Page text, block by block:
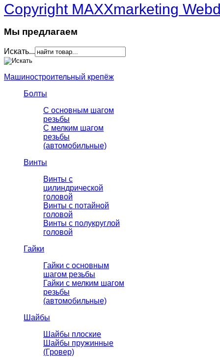
Copyright MAXXmarketing
Мы предлагаем
Искать...
Машиностроительный крепёж
Болты
С основным шагом
резьбы
C мелким шагом
резьбы
(автомобильные)
Винты
Винты с
цилиндрической
головой
Винты с потайной
головой
Винты с полукруглой
головой
Гайки
Гайки с основным
шагом резьбы
Гайки с мелким шагом
резьбы
(автомобильные)
Шайбы
Шайбы плоские
Шайбы пружинные
(Гровер)